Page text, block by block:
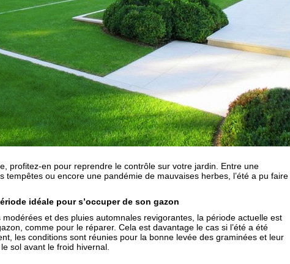
profitez-en pour reprendre le contrôle sur votre jardin. Entre une
tempêtes ou encore une pandémie de mauvaises herbes, l’été a pu faire
idéale pour s’occuper de son gazon
et des pluies automnales revigorantes, la période actuelle est
comme pour le réparer. Cela est davantage le cas si l’été a été
les conditions sont réunies pour la bonne levée des graminées et leur
sol avant le froid hivernal.